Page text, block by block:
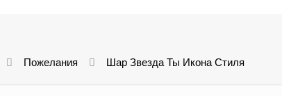
Пожелания Шар Звезда Ты Икона Стиля